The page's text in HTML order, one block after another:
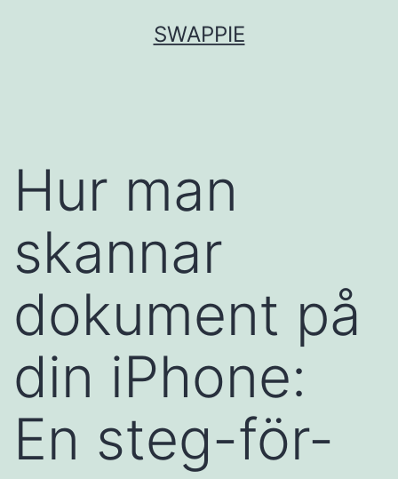
SWAPPIE
Hur man
skannar
dokument på
din iPhone:
En steg-för-